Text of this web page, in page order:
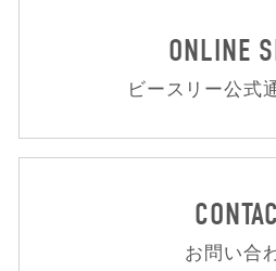
ONLINE
ビースリー公式
お問い合